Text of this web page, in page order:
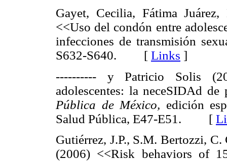
Gayet, Cecilia, Fátima
<<Uso del condón entre
infecciones de transmisión
S632-S640. [ Links ]
---------- y Patricio Solis
adolescentes: la neceSIDAd
Pública de México, edición
Salud Pública, E47-E51. [
Gutiérrez, J.P., S.M. Bertozzi,
(2006) <<Risk behaviors of